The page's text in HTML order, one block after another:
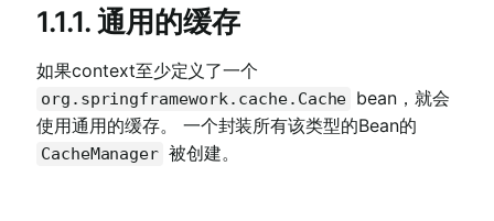
1.1.1. 通用的缓存
如果context至少定义了一个
org.springframework.cache.Cache bean，就会
使用通用的缓存。 一个封装所有该类型的Bean的
CacheManager 被创建。